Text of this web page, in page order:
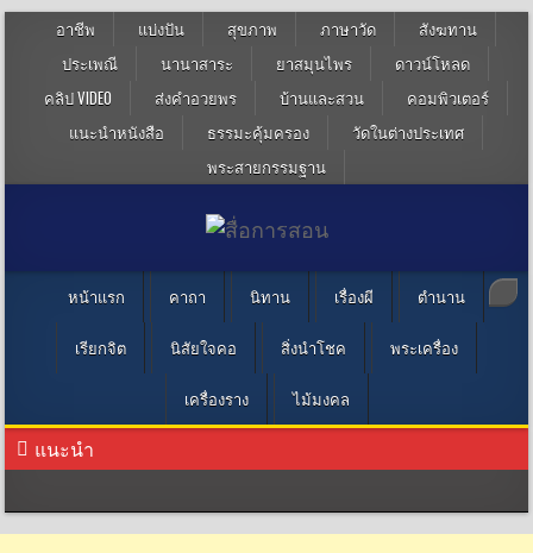
อาชีพ แบ่งปัน สุขภาพ ภาษาวัด
สังฆทาน
ประเพณี
นานาสาระ ยาสมุนไพร
ดาวน์โหลด
คลิป VIDEO
ส่งคำอวยพร บ้านและสวน
คอมพิวเตอร์
แนะนำหนังสือ
ธรรมะคุ้มครอง
วัดในต่างประเทศ
พระสายกรรมฐาน
หน้าแรก คาถา นิทาน เรื่องผี ตำนาน
เรียกจิต นิสัยใจคอ สิ่งนำโชค พระเครื่อง
เครื่องราง ไม้มงคล
แนะนำ